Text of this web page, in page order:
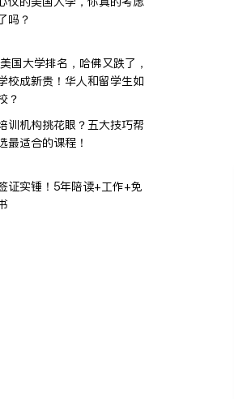
吗？
国大学排名，哈佛又跌了，
校成新贵！华人和留学生如
？
训机构挑花眼？五大技巧帮
最适合的课程！
证实锤！5年陪读+工作+免